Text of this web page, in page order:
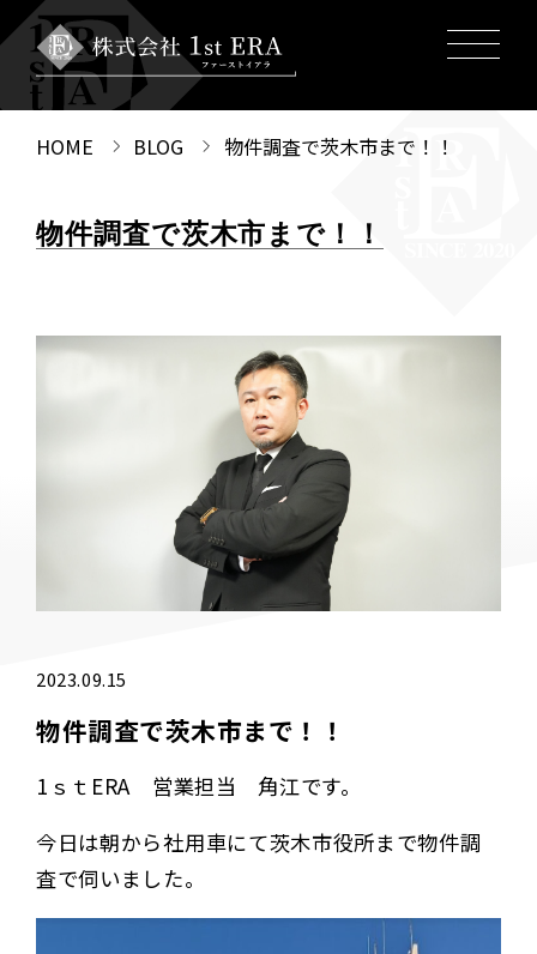
HOME BLOG 物件調査で茨木市まで！！
物件調査で茨木市まで！！
2023.09.15
物件調査で茨木市まで！！
1ｓｔERA 営業担当 角江です。
今日は朝から社用車にて茨木市役所まで物件調
査で伺いました。